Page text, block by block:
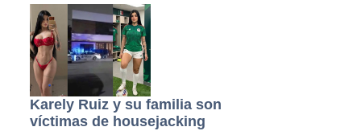
Karely Ruiz y su familia son
víctimas de housejacking